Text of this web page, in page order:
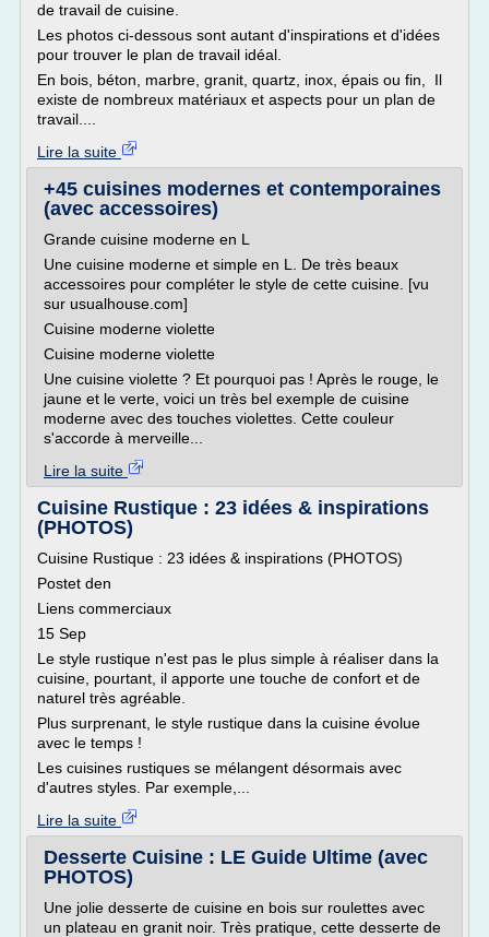
de travail de cuisine.
Les photos ci-dessous sont autant d'inspirations et d'idées
pour trouver le plan de travail idéal.
En bois, béton, marbre, granit, quartz, inox, épais ou fin, Il
existe de nombreux matériaux et aspects pour un plan de
travail....
Lire la suite
+45 cuisines modernes et contemporaines
(avec accessoires)
Grande cuisine moderne en L
Une cuisine moderne et simple en L. De très beaux
accessoires pour compléter le style de cette cuisine. [vu
sur usualhouse.com]
Cuisine moderne violette
Cuisine moderne violette
Une cuisine violette ? Et pourquoi pas ! Après le rouge, le
jaune et le verte, voici un très bel exemple de cuisine
moderne avec des touches violettes. Cette couleur
s'accorde à merveille...
Lire la suite
Cuisine Rustique : 23 idées & inspirations
(PHOTOS)
Cuisine Rustique : 23 idées & inspirations (PHOTOS)
Postet den
Liens commerciaux
15 Sep
Le style rustique n'est pas le plus simple à réaliser dans la
cuisine, pourtant, il apporte une touche de confort et de
naturel très agréable.
Plus surprenant, le style rustique dans la cuisine évolue
avec le temps !
Les cuisines rustiques se mélangent désormais avec
d'autres styles. Par exemple,...
Lire la suite
Desserte Cuisine : LE Guide Ultime (avec
PHOTOS)
Une jolie desserte de cuisine en bois sur roulettes avec
un plateau en granit noir. Très pratique, cette desserte de